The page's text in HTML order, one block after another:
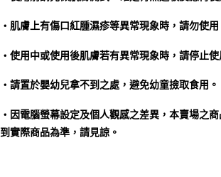
‧肌膚上有傷口紅腫濕疹等異常現象時，請勿使用
‧使用中或使用後肌膚若有異常現象時，請停止使
‧請置於嬰幼兒拿不到之處，避免幼童撿取食用。
‧因電腦螢幕設定及個人觀感之差異，本賣場之
到實際商品為準，請見諒。